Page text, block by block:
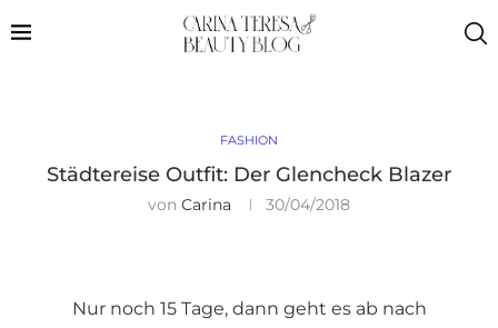
FASHION
Städtereise Outfit: Der Glencheck Blazer
von Carina 30/04/2018
Nur noch 15 Tage, dann geht es ab nach